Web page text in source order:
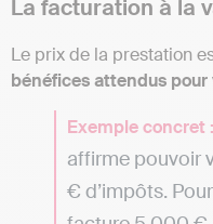
La facturation à la
Le prix de la prestation
bénéfices attendus pour
Exemple concret :
affirme pouvoir
€ d’impôts.